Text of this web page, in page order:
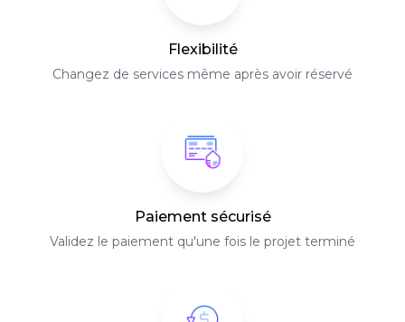
Flexibilité
Changez de services même après avoir réservé
Paiement sécurisé
Validez le paiement qu'une fois le projet terminé